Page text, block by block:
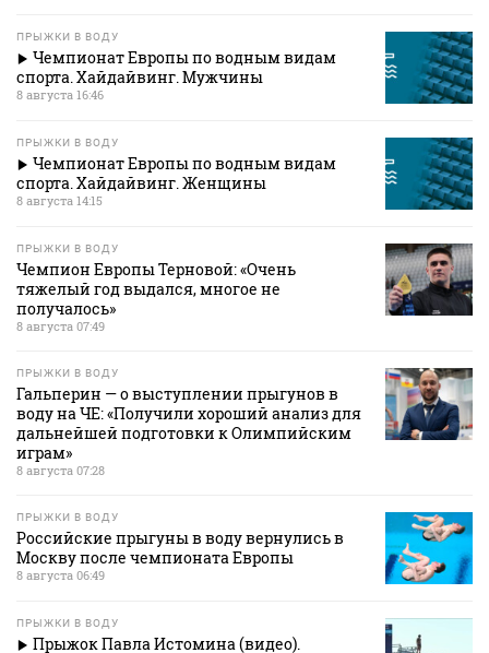
ПРЫЖКИ В ВОДУ
Чемпионат Европы по водным видам
спорта. Хайдайвинг. Мужчины
8 августа 16:46
ПРЫЖКИ В ВОДУ
Чемпионат Европы по водным видам
спорта. Хайдайвинг. Женщины
8 августа 14:15
ПРЫЖКИ В ВОДУ
Чемпион Европы Терновой: «Очень
тяжелый год выдался, многое не
получалось»
8 августа 07:49
ПРЫЖКИ В ВОДУ
Гальперин — о выступлении прыгунов в
воду на ЧЕ: «Получили хороший анализ для
дальнейшей подготовки к Олимпийским
играм»
8 августа 07:28
ПРЫЖКИ В ВОДУ
Российские прыгуны в воду вернулись в
Москву после чемпионата Европы
8 августа 06:49
ПРЫЖКИ В ВОДУ
Прыжок Павла Истомина (видео).